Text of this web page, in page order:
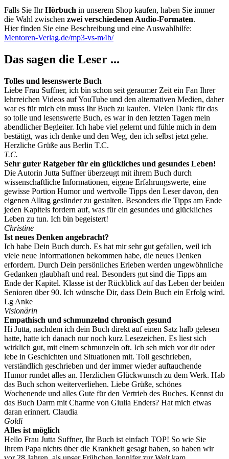
Falls Sie IhrHörbuch in unserem Shop kaufen, haben Sie immer
die Wahl zwischen zwei verschiedenen Audio-Formaten.
Hier finden Sie eine Beschreibung und eine Auswahlhilfe:
Mentoren-Verlag.de/mp3-vs-m4b/
Das sagen die Leser ...
Tolles und lesenswerte Buch
Liebe Frau Suffner, ich bin schon seit geraumer Zeit ein Fan Ihrer
lehrreichen Videos auf YouTube und den alternativen Medien, daher
war es für mich ein muss Ihr Buch zu kaufen. Vielen Dank für das
so tolle und lesenswerte Buch, es war in den letzten Tagen mein
abendlicher Begleiter. Ich habe viel gelernt und fühle mich in dem
bestätigt, was ich denke und den Weg, den ich selbst jetzt gehe.
Herzliche Grüße aus Berlin T.C.
T.C.
Sehr guter Ratgeber für ein glückliches und gesundes Leben!
Die Autorin Jutta Suffner überzeugt mit ihrem Buch durch
wissenschaftliche Informationen, eigene Erfahrungswerte, eine
gewisse Portion Humor und wertvolle Tipps den Leser davon, den
eigenen Alltag gesünder zu gestalten. Besonders die Tipps am Ende
jeden Kapitels fordern auf, was für ein gesundes und glückliches
Leben zu tun. Ich bin begeistert!
Christine
Ist neues Denken angebracht?
Ich habe Dein Buch durch. Es hat mir sehr gut gefallen, weil ich
viele neue Informationen bekommen habe, die neues Denken
erfordern. Durch Dein persönliches Erleben werden ungewöhnliche
Gedanken glaubhaft und real. Besonders gut sind die Tipps am
Ende der Kapitel. Klasse ist der Rückblick auf das Leben der beiden
Senioren über 90. Ich wünsche Dir, dass Dein Buch ein Erfolg wird.
Lg Anke
Visionärin
Empathisch und schmunzelnd chronisch gesund
Hi Jutta, nachdem ich dein Buch direkt auf einen Satz halb gelesen
hatte, hatte ich danach nur noch kurz Lesezeichen. Es liest sich
wirklich gut, mit einem schmunzeln oft. Ich seh mich vor dir oder
lebe in Geschichten und Situationen mit. Toll geschrieben,
verständlich geschrieben und der immer wieder auftauchende
Humor rundet alles an. Herzlichen Glückwunsch zu dem Werk. Hab
das Buch schon weiterverliehen. Liebe Grüße, schönes
Wochenende und alles Gute für den Vertrieb des Buches. Kennst du
das Buch Darm mit Charme von Giulia Enders? Hat mich etwas
daran erinnert. Claudia
Goldi
Alles ist möglich
Hello Frau Jutta Suffner, Ihr Buch ist einfach TOP! So wie Sie
Ihrem Papa nichts über die Krankheit gesagt haben, so haben wir